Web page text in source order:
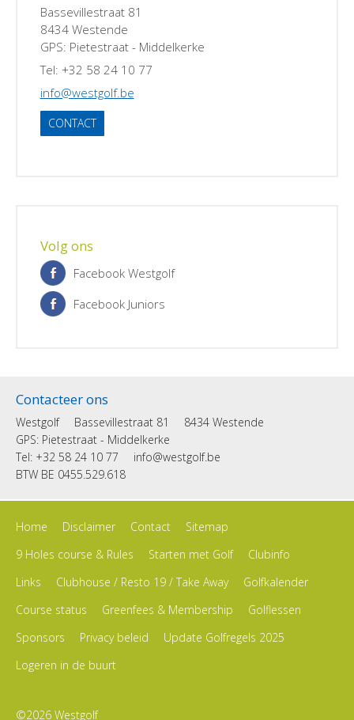
Bassevillestraat 81
8434 Westende
GPS: Pietestraat - Middelkerke
Tel: +32 58 24 10 77
info@westgolf.be
CONTACT
Volg ons
Facebook Westgolf
Facebook Juniors
Contacteer ons
Westgolf Bassevillestraat 81
8434 Westende
GPS: Pietestraat - Middelkerke
Tel: +32 58 24 10 77
info@westgolf.be
BTW BE 0455.529.618
Home Disclaimer Contact
Sitemap
9 Holes course & Rules
Starten met Golf
Clubinfo
Links
Clubhouse / Resto 19 / Take Away
Golfkalender
Course status
Greenfees & Membership
Golflessen
Sponsors
Privacy beleid
Update Golfregels 2025
Logeren in de buurt
©2026 Westgolf